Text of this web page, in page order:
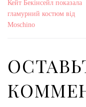
Кейт Бекінсейл показала
гламурний костюм від
Moschino